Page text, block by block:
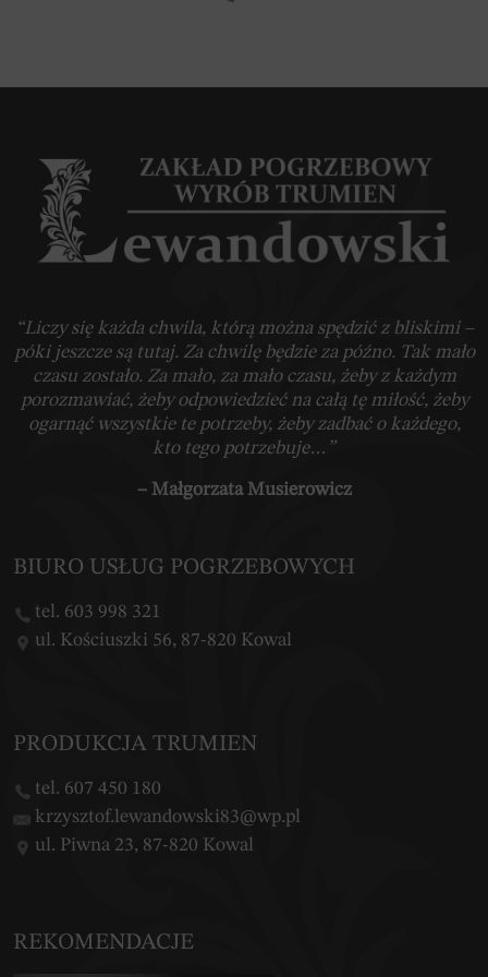
“Liczy się każda chwila, którą można spędzić z bliskimi –
póki jeszcze są tutaj. Za chwilę będzie za późno. Tak mało
czasu zostało. Za mało, za mało czasu, żeby z każdym
porozmawiać, żeby odpowiedzieć na całą tę miłość, żeby
ogarnąć wszystkie te potrzeby, żeby zadbać o każdego,
kto tego potrzebuje…”
– Małgorzata Musierowicz
BIURO USŁUG POGRZEBOWYCH
tel. 603 998 321
ul. Kościuszki 56, 87-820 Kowal
PRODUKCJA TRUMIEN
tel. 607 450 180
krzysztof.lewandowski83@wp.pl
ul. Piwna 23, 87-820 Kowal
REKOMENDACJE